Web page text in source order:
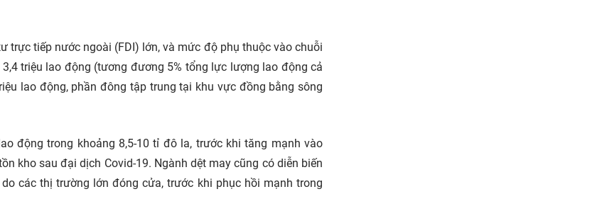
tiếp nước ngoài (FDI) lớn, và mức độ phụ thuộc vào chuỗi
triệu lao động (tương đương 5% tổng lực lượng lao động cả
lao động, phần đông tập trung tại khu vực đồng bằng sông
động trong khoảng 8,5-10 tỉ đô la, trước khi tăng mạnh vào
kho sau đại dịch Covid-19. Ngành dệt may cũng có diễn biến
các thị trường lớn đóng cửa, trước khi phục hồi mạnh trong